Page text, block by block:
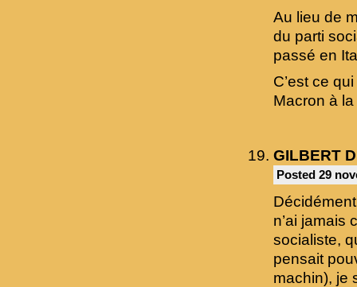
Au lieu de
du parti
passé en
C’est ce
Macron à
GILBERT
Posted 29
n’ai jamais
socialiste,
pensait
machin), je